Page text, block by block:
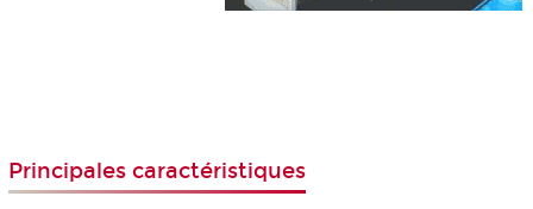
Principales caractéristiques